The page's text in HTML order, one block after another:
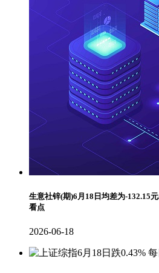
生意社锌(期)6月18日均差为-132.15
看点
2026-06-18